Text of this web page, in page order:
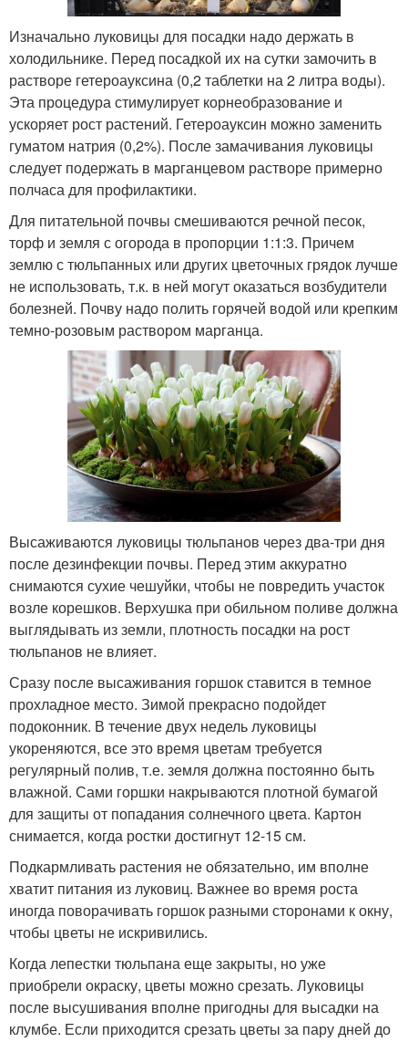
Изначально луковицы для посадки надо держать в
холодильнике. Перед посадкой их на сутки замочить в
растворе гетероауксина (0,2 таблетки на 2 литра воды).
Эта процедура стимулирует корнеобразование и
ускоряет рост растений. Гетероауксин можно заменить
гуматом натрия (0,2%). После замачивания луковицы
следует подержать в марганцевом растворе примерно
полчаса для профилактики.
Для питательной почвы смешиваются речной песок,
торф и земля с огорода в пропорции 1:1:3. Причем
землю с тюльпанных или других цветочных грядок лучше
не использовать, т.к. в ней могут оказаться возбудители
болезней. Почву надо полить горячей водой или крепким
темно-розовым раствором марганца.
Высаживаются луковицы тюльпанов через два-три дня
после дезинфекции почвы. Перед этим аккуратно
снимаются сухие чешуйки, чтобы не повредить участок
возле корешков. Верхушка при обильном поливе должна
выглядывать из земли, плотность посадки на рост
тюльпанов не влияет.
Сразу после высаживания горшок ставится в темное
прохладное место. Зимой прекрасно подойдет
подоконник. В течение двух недель луковицы
укореняются, все это время цветам требуется
регулярный полив, т.е. земля должна постоянно быть
влажной. Сами горшки накрываются плотной бумагой
для защиты от попадания солнечного цвета. Картон
снимается, когда ростки достигнут 12-15 см.
Подкармливать растения не обязательно, им вполне
хватит питания из луковиц. Важнее во время роста
иногда поворачивать горшок разными сторонами к окну,
чтобы цветы не искривились.
Когда лепестки тюльпана еще закрыты, но уже
приобрели окраску, цветы можно срезать. Луковицы
после высушивания вполне пригодны для высадки на
клумбе. Если приходится срезать цветы за пару дней до